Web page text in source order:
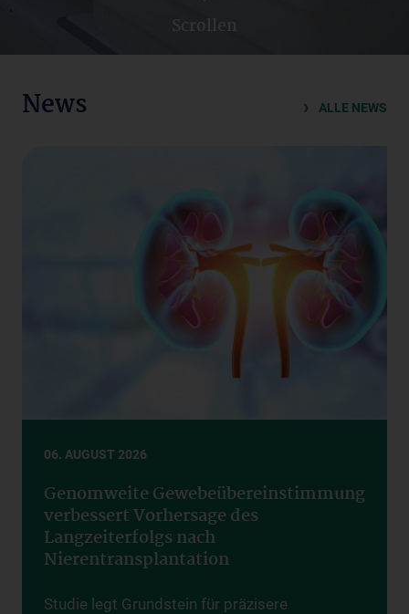
Scrollen
News ALLE NEWS
06. AUGUST 2026
Genomweite Gewebeübereinstimmung
verbessert Vorhersage des
Langzeiterfolgs nach
Nierentransplantation
Studie legt Grundstein für präzisere